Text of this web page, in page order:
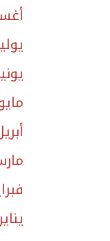
مايو
أبريل
مارس
يناير